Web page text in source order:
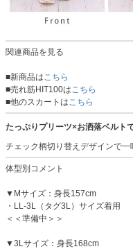
関連商品を見る
■新商品は こちら
■売れ筋HIT100は こちら
■他のスカートは こちら
たっぷりプリーツ×お洒落ベルト
チェック柄切り替えデザインで
体型別コメント
▼Mサイズ：身長157cm
・LL-3L（タグ3L）サイズ着用
＜＜準備中＞＞
▼3Lサイズ：身長168cm